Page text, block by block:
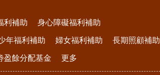
利補助 身心障礙福利補助
年福利補助 婦女福利補助 長期照顧補助
盈餘分配基金 更多